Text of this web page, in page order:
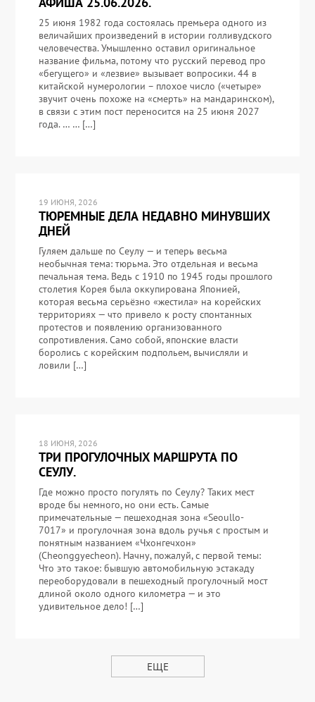
25 июня 1982 года состоялась премьера одного из
величайших произведений в истории голливудского
человечества. Умышленно оставил оригинальное
название фильма, потому что русский перевод про
«бегущего» и «лезвие» вызывает вопросики. 44 в
китайской нумерологии – плохое число («четыре»
звучит очень похоже на «смерть» на мандаринском),
в связи с этим пост переносится на 25 июня 2027
года. … … […]
19 ИЮНЯ, 2026
ТЮРЕМНЫЕ ДЕЛА НЕДАВНО МИНУВШИХ
ДНЕЙ
Гуляем дальше по Сеулу — и теперь весьма
необычная тема: тюрьма. Это отдельная и весьма
печальная тема. Ведь с 1910 по 1945 годы прошлого
столетия Корея была оккупирована Японией,
которая весьма серьёзно «жестила» на корейских
территориях — что привело к росту спонтанных
протестов и появлению организованного
сопротивления. Само собой, японские власти
боролись с корейским подпольем, вычисляли и
ловили […]
18 ИЮНЯ, 2026
ТРИ ПРОГУЛОЧНЫХ МАРШРУТА ПО
СЕУЛУ.
Где можно просто погулять по Сеулу? Таких мест
вроде бы немного, но они есть. Самые
примечательные — пешеходная зона «Seoullo-
7017» и прогулочная зона вдоль ручья с простым и
понятным названием «Чхонгечхон»
(Cheonggyecheon). Начну, пожалуй, с первой темы:
Что это такое: бывшую автомобильную эстакаду
переоборудовали в пешеходный прогулочный мост
длиной около одного километра — и это
удивительное дело! […]
ЕЩЕ